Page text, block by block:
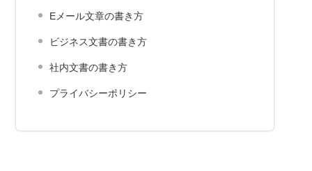
Eメール文章の書き方
ビジネス文書の書き方
社内文書の書き方
プライバシーポリシー